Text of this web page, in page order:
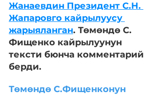
Жанаевдин Президент С.Н.
Жапаровго кайрылуусу
жарыяланган. Төмөндө С.
Фищенко кайрылуунун
тексти бюнча комментарий
берди.
Төмөндө С.Фищенконун